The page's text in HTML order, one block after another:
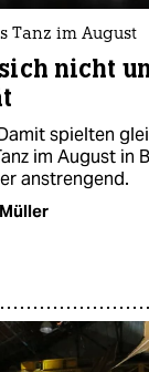
Tanz im August
nicht
spielten
im August in
anstrengend.